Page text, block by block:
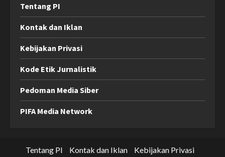
Tentang PI
Kontak dan Iklan
Kebijakan Privasi
Kode Etik Jurnalistik
Pedoman Media Siber
PIFA Media Network
Tentang PI Kontak dan Iklan Kebijakan Privasi